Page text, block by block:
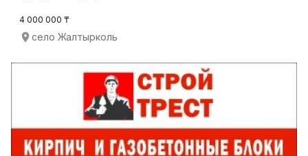
4 000 000 ₸
село Жалтырколь